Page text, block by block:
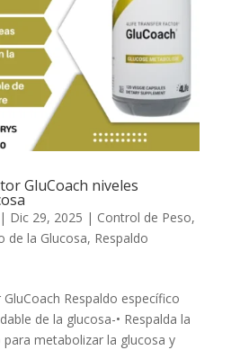
GluCoach niveles
| Dic 29, 2025 | Control de Peso,
de la Glucosa, Respaldo
Respaldo específico
de la glucosa-• Respalda la
para metabolizar la glucosa y